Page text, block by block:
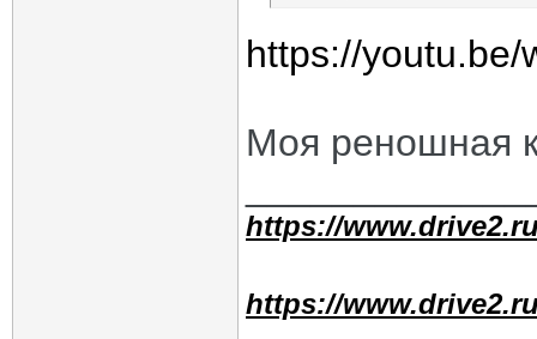
https://youtu.be/
Моя реношная
https://
https://